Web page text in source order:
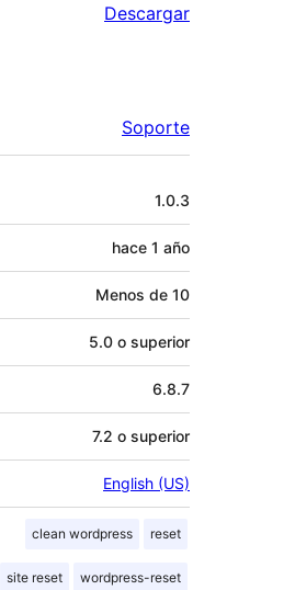
Descargar
Soporte
1.0.3
hace 1 año
Menos de 10
5.0 o superior
6.8.7
7.2 o superior
English (US)
clean wordpress reset
site reset wordpress-reset